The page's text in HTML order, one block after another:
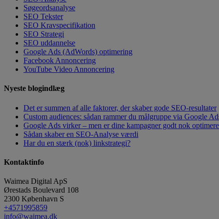
Søgeordsanalyse
SEO Tekster
SEO Kravspecifikation
SEO Strategi
SEO uddannelse
Google Ads (AdWords) optimering
Facebook Annoncering
YouTube Video Annoncering
Nyeste blogindlæg
Det er summen af alle faktorer, der skaber gode SEO-resultater
Custom audiences: sådan rammer du målgruppe via Google
Google Ads virker – men er dine kampagner godt nok
Sådan skaber en SEO-Analyse værdi
Har du en stærk (nok) linkstrategi?
Kontaktinfo
Waimea Digital ApS
Ørestads Boulevard 108
2300 København S
+4571995859
info@waimea.dk